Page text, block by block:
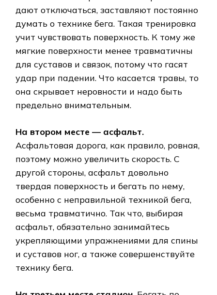
дают отключаться, заставляют постоянно
думать о технике бега. Такая тренировка
учит чувствовать поверхность. К тому же
мягкие поверхности менее травматичны
для суставов и связок, потому что гасят
удар при падении. Что касается травы, то
она скрывает неровности и надо быть
предельно внимательным.
На втором месте — асфальт.
Асфальтовая дорога, как правило, ровная,
поэтому можно увеличить скорость. С
другой стороны, асфальт довольно
твердая поверхность и бегать по нему,
особенно с неправильной техникой бега,
весьма травматично. Так что, выбирая
асфальт, обязательно занимайтесь
укрепляющими упражнениями для спины
и суставов ног, а также совершенствуйте
технику бега.